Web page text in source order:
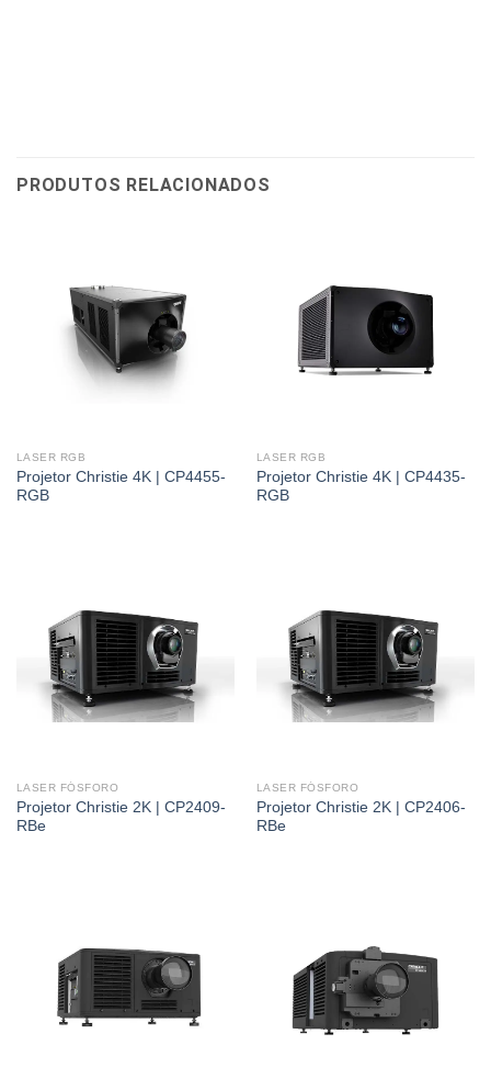
PRODUTOS RELACIONADOS
LASER RGB
Projetor Christie 4K | CP4455-
RGB
LASER RGB
Projetor Christie 4K | CP4435-
RGB
LASER FÓSFORO
Projetor Christie 2K | CP2409-
RBe
LASER FÓSFORO
Projetor Christie 2K | CP2406-
RBe